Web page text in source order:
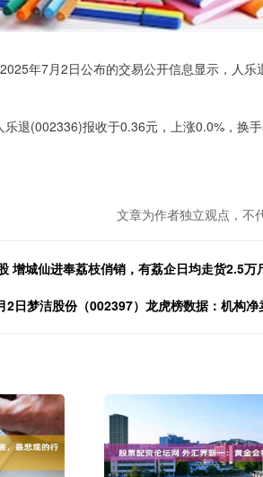
年7月2日公布的交易公开信息显示，人
退(002336)报收于0.36元，上涨0.0%，换
文章为作者独立观点，不
增城仙进奉荔枝俏销，有荔企日均走货2.5万
2日梦洁股份（002397）龙虎榜数据：机构